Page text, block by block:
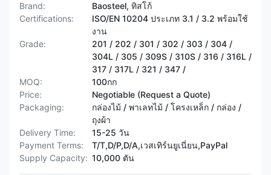
Brand:
Baosteel, ทิสโก้
Certifications:
ISO/EN 10204 ประเภท 3.1 / 3.2 พร้อมใช้
งาน
Grade:
201 / 202 / 301 / 302 / 303 / 304 /
304L / 305 / 309S / 310S / 316 / 316L /
317 / 317L / 321 / 347 /
MOQ:
100กก
Price:
Negotiable (Request a Quote)
Packaging:
กล่องไม้ / พาเลทไม้ / โครงเหล็ก / กล่อง /
ถุงผ้า
Delivery Time:
15-25 วัน
Payment Terms:
T/T,D/P,D/A,เวสเทิร์นยูเนี่ยน,PayPal
Supply Capacity: 10,000 ตัน